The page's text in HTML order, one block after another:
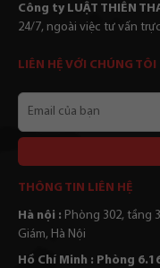
Công ty LUẬT THIÊN
24/7, ngoài việc tư vấn
LIÊN HỆ VỚI CHÚNG TÔI
bạn
THÔNG TIN LIÊN HỆ
Hà nội : Phòng 302, tầng
Giám, Hà Nội
Hồ Chí Minh : Phòng